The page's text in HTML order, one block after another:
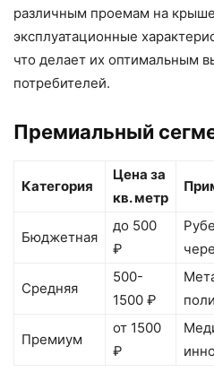
различным проемам на
эксплуатационные
что делает их оптимальным
потребителей.
Премиальный
Категория
Цена за
кв. метр
Бюджетная
до 500
₽
Средняя
500-
1500 ₽
Премиум
от 1500
₽